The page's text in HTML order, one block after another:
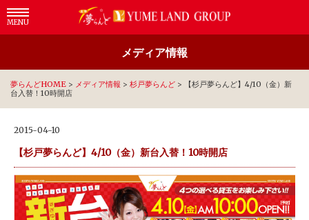
MENU
メディア情報
夢らんどHOME > メディア情報 > 杉戸夢らんど >
【杉戸夢らんど】4/10（金）新
台入替！10時開店
2015-04-10
【杉戸夢らんど】4/10（金）新台入替！10時開店